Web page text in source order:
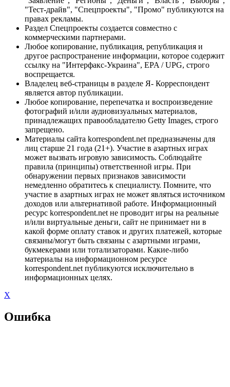
"Тест-драйв", "Спецпроекты", "Промо" публикуются на
правах рекламы.
Раздел Спецпроекты создается совместно с
коммерческими партнерами.
Любое копирование, публикация, републикация и
другое распространение информации, которое содержит
ссылку на "Интерфакс-Украина", EPA / UPG, строго
воспрещается.
Владелец веб-страницы в разделе Я- Корреспондент
является автор публикации.
Любое копирование, перепечатка и воспроизведение
фотографий и/или аудиовизуальных материалов,
принадлежащих правообладателю Getty Images, строго
запрещено.
Материалы сайта korrespondent.net предназначены для
лиц старше 21 года (21+). Участие в азартных играх
может вызвать игровую зависимость. Соблюдайте
правила (принципы) ответственной игры. При
обнаружении первых признаков зависимости
немедленно обратитесь к специалисту. Помните, что
участие в азартных играх не может являться источником
доходов или альтернативой работе. Информационный
ресурс korrespondent.net не проводит игры на реальные
и/или виртуальные деньги, сайт не принимает ни в
какой форме оплату ставок и других платежей, которые
связаны/могут быть связаны с азартными играми,
букмекерами или тотализаторами. Какие-либо
материалы на информационном ресурсе
korrespondent.net публикуются исключительно в
информационных целях.
X
Ошибка